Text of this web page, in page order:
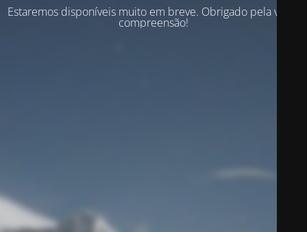
Estaremos disponíveis muito em breve. Obrigado pela vossa
compreensão!